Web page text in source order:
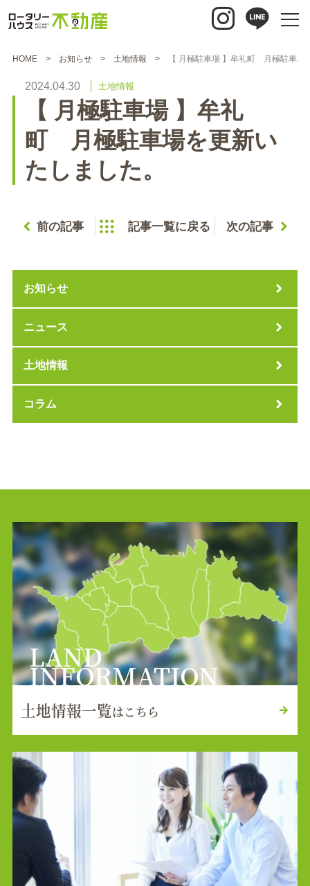
HOME お知らせ 土地情報 【 月極駐車場 】牟礼町 月極駐車場
2024.04.30 土地情報
【 月極駐車場 】牟礼
町 月極駐車場を更新い
たしました。
前の記事 記事一覧に戻る 次の記事
お知らせ
ニュース
土地情報
コラム
LAND
INFORMATION
土地情報一覧はこちら